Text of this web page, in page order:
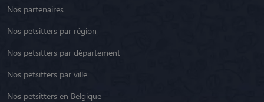
Nos partenaires
Nos petsitters par région
Nos petsitters par département
Nos petsitters par ville
Nos petsitters en Belgique